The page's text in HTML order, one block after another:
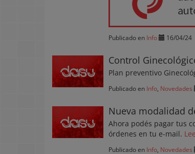
Publicado en Info 16/04/24
Control
Plan preventivo
Publicado en Info Novedades
Nueva modalidad
Ahora podés pagar tus
órdenes en tu e-mail.
Publicado en Info Novedades